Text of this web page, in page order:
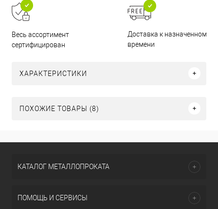
Весь ассортимент
сертифицирован
Доставка к назначенному
времени
ХАРАКТЕРИСТИКИ
ПОХОЖИЕ ТОВАРЫ (8)
КАТАЛОГ МЕТАЛЛОПРОКАТА
ПОМОЩЬ И СЕРВИСЫ